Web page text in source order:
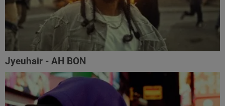
Jyeuhair - AH BON